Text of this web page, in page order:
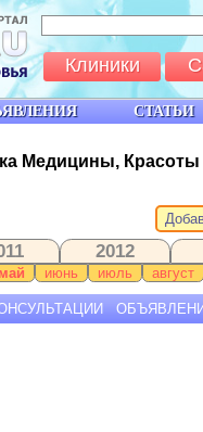
Медицины,
2012
май июнь июль август
СТАТЬИ
Клиники